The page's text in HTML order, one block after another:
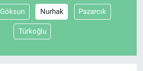
Göksun Nurhak Pazarcık
Türkoğlu